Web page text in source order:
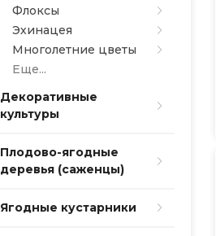
Флоксы
Эхинацея
Многолетние цветы
Еще...
Декоративные
культуры
Плодово-ягодные
деревья (саженцы)
Ягодные кустарники